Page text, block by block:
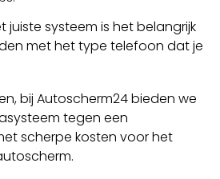
juiste systeem is het belangrijk
met het type telefoon dat je
bij Autoscherm24 bieden we
tegen een
scherpe kosten voor het